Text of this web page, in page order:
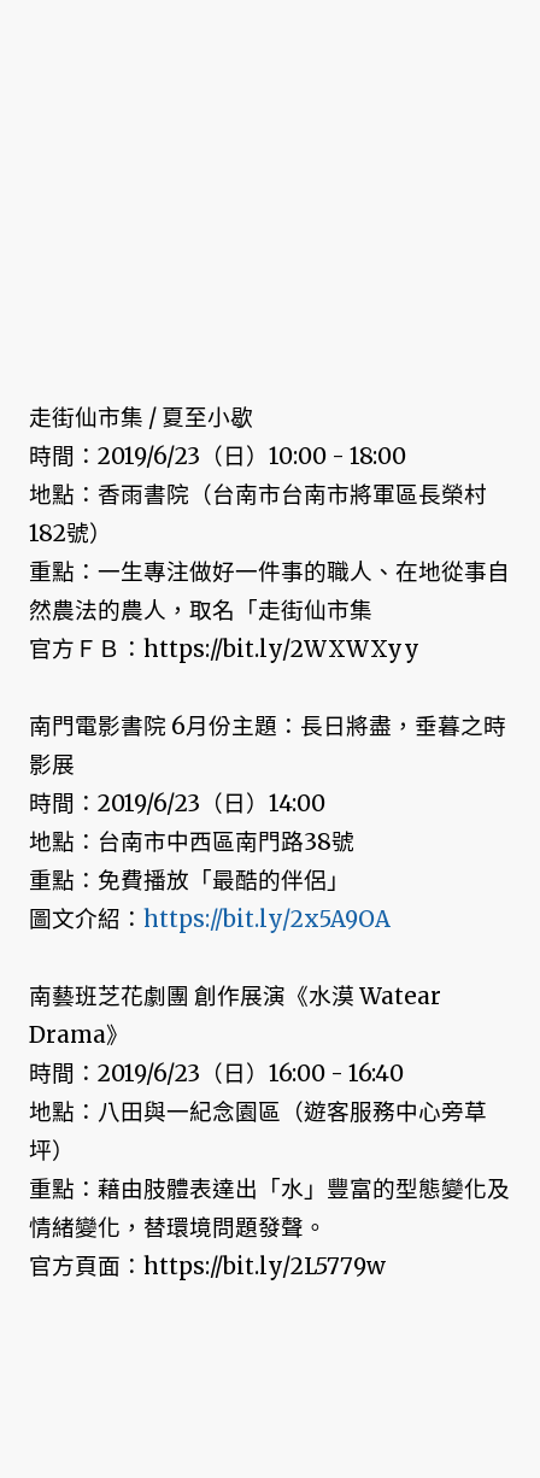
走街仙市集 / 夏至小歇
時間：2019/6/23（日）10:00 - 18:00
地點：香雨書院（台南市台南市將軍區長榮村
182號）
重點：一生專注做好一件事的職人、在地從事自
然農法的農人，取名「走街仙市集
官方ＦＢ：https://bit.ly/2WXWXyy
南門電影書院 6月份主題：長日將盡，垂暮之時
影展
時間：2019/6/23（日）14:00
地點：台南市中西區南門路38號
重點：免費播放「最酷的伴侶」
圖文介紹： https://bit.ly/2x5A9OA
南藝班芝花劇團 創作展演《水漠 Watear
Drama》
時間：2019/6/23（日）16:00 - 16:40
地點：八田與一紀念園區（遊客服務中心旁草
坪）
重點：藉由肢體表達出「水」豐富的型態變化及
情緒變化，替環境問題發聲。
官方頁面：https://bit.ly/2L5779w